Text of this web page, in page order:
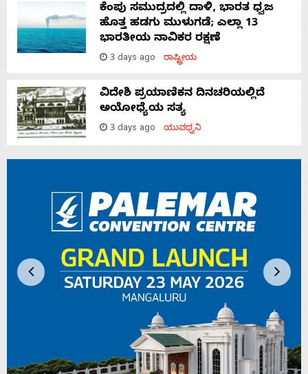
ಕೆಂಪು ಸಮುದ್ರದಲ್ಲಿ ದಾಳಿ, ಭಾರತ ಧ್ವಜ
ಹೊತ್ತ ಹಡಗು ಮುಳುಗಡೆ; ಎಲ್ಲಾ 13
ಭಾರತೀಯ ನಾವಿಕರ ರಕ್ಷಣೆ
3 days ago ರಾಷ್ಟ್ರೀಯ
ವಿದೇಶಿ ಪ್ರಯಾಣಿಕನ ದಿನಚರಿಯಲ್ಲಿದೆ
ಅಯೋಧ್ಯೆಯ ಸತ್ಯ
3 days ago ಯುವಧ್ವನಿ